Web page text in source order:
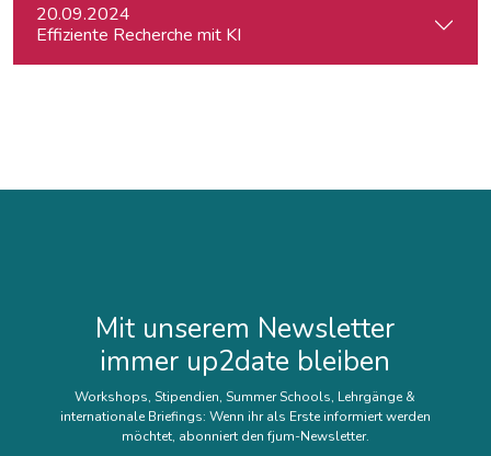
20.09.2024
Effiziente Recherche mit KI
Mit unserem Newsletter
immer up2date bleiben
Workshops, Stipendien, Summer Schools, Lehrgänge &
internationale Briefings: Wenn ihr als Erste informiert werden
möchtet, abonniert den fjum-Newsletter.